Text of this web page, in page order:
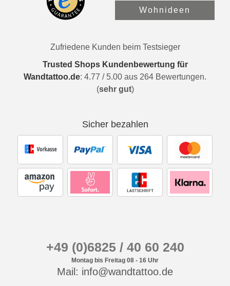
Wohnideen
Zufriedene Kunden beim Testsieger
Trusted Shops Kundenbewertung für
Wandtattoo.de: 4.77 / 5.00 aus 264 Bewertungen.
(sehr gut)
Sicher bezahlen
+49 (0)6825 / 40 60 240
Montag bis Freitag 08 - 16 Uhr
Mail: info@wandtattoo.de